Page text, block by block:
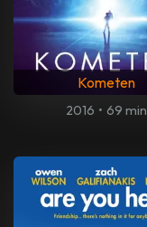
Kometen
2016 • 69 min